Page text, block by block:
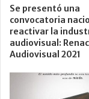
Se presentó una
convocatoria
reactivar la
audiovisual:
Audiovisual 2021